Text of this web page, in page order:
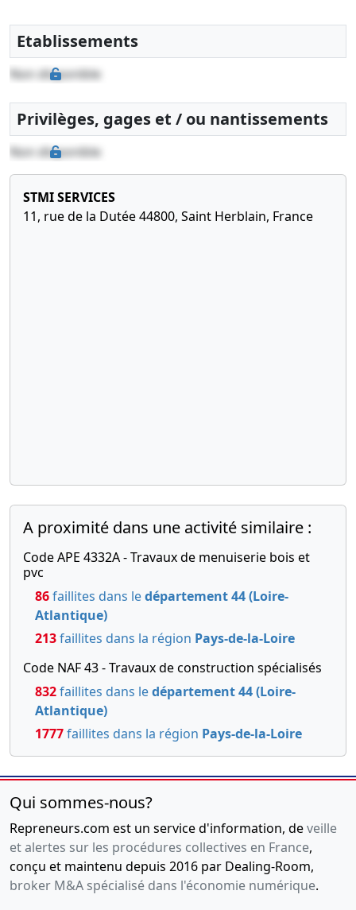
extraordinaire
actif net
la moitié du
social
Statuts
mis à jour
social , ,
statutaire(s)
06-
04-
Rapport
du
aux
apports
25-
Projet
d'actif
18-
12-
Statuts
constitutifs,
Etablissements
Non disponible
Privilèges, gages et / ou nantissements
Non disponible
STMI SERVICES
11, rue de la Dutée 44800, Saint Herblain, France
A proximité dans une activité similaire :
Code APE 4332A - Travaux de menuiserie bois et
pvc
86faillites dans ledépartement 44 (Loire-
Atlantique)
213faillites dans la région Pays-de-la-Loire
Code NAF 43 - Travaux de construction spécialisés
832faillites dans ledépartement 44 (Loire-
Atlantique)
1777faillites dans la région Pays-de-la-Loire
Qui sommes-nous?
Repreneurs.com est un service d'information, deveille
et alertes sur les procédures collectives en France,
conçu et maintenu depuis 2016 par Dealing-Room,
broker M&A spécialisé dans l'économie numérique.